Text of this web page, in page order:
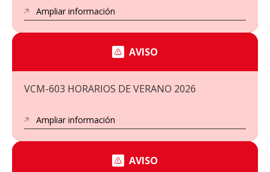
Ampliar información
AVISO
VCM-603 HORARIOS DE VERANO 2026
Ampliar información
AVISO